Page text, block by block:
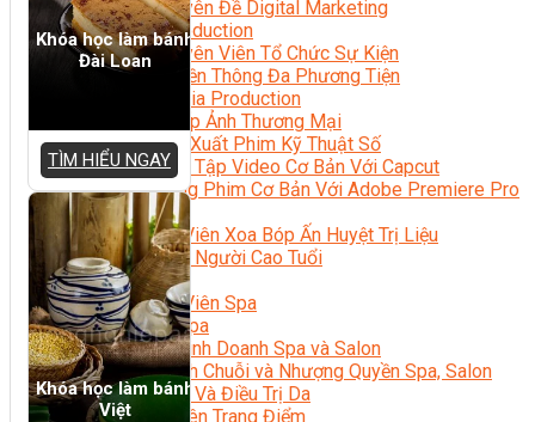
Chuyên Đề Digital Marketing
Media Production
Chuyên Viên Tổ Chức Sự Kiện
Truyền Thông Đa Phương Tiện
Media Production
Nhiếp Ảnh Thương Mại
Sản Xuất Phim Kỹ Thuật Số
Biên Tập Video Cơ Bản Với Capcut
Dựng Phim Cơ Bản Với Adobe Premiere Pro
Sức Khỏe
Kỹ Thuật Viên Xoa Bóp Ấn Huyệt Trị Liệu
Chăm Sóc Người Cao Tuổi
Sắc Đẹp
Kỹ Thuật Viên Spa
Quản Lý Spa
Khởi Sự Kinh Doanh Spa và Salon
Kinh Doanh Chuỗi và Nhượng Quyền Spa, Salon
Chăm Sóc Và Điều Trị Da
Chuyên Viên Trang Điểm
Khóa học làm bánh
Đài Loan
TÌM HIỂU NGAY
Khóa học làm bánh
Việt